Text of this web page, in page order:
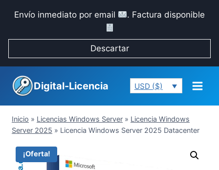
Envío inmediato por email . Factura disponible
Descartar
Digital-Licencia USD ($)
Inicio » Licencias Windows Server » Licencia Windows
Server 2025 » Licencia Windows Server 2025 Datacenter
¡Oferta!